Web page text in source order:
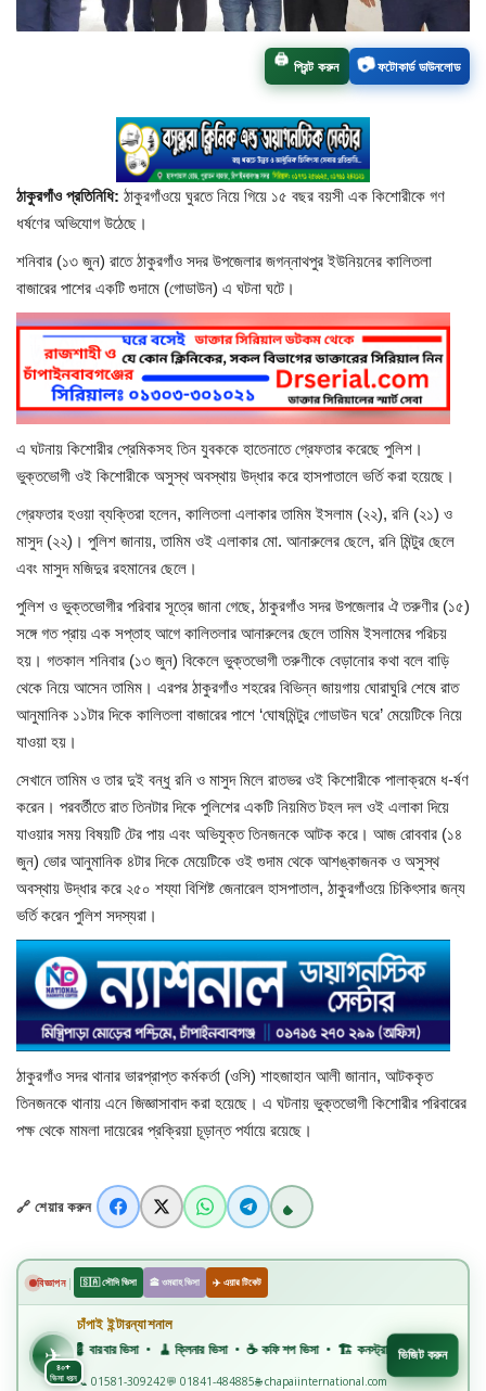
চাঁপাইনবাবগঞ্জ সদর
শিবগঞ্জ
গোমস্তাপুর
ভোলাহাট
নওগাঁ
রংপুর
চট্টগ্রাম
খাগড়াছড়ি
জাতীয়
সারাদেশ
স্বাস্থ্য
লাইফ স্টাইল
বিজ্ঞান ও প্রযুক্তি
খেলাধুলা
অপরাধ
🖨️ প্রিন্ট করুন 📷ফটোকার্ড ডাউনলোড
ঠাকুরগাঁও প্রতিনিধি: ঠাকুরগাঁওয়ে ঘুরতে নিয়ে গিয়ে ১৫ বছর বয়সী এক কিশোরীকে গণ
ধর্ষণের অভিযোগ উঠেছে।
শনিবার (১৩ জুন) রাতে ঠাকুরগাঁও সদর উপজেলার জগন্নাথপুর ইউনিয়নের কালিতলা
বাজারের পাশের একটি গুদামে (গোডাউন) এ ঘটনা ঘটে।
এ ঘটনায় কিশোরীর প্রেমিকসহ তিন যুবককে হাতেনাতে গ্রেফতার করেছে পুলিশ।
ভুক্তভোগী ওই কিশোরীকে অসুস্থ অবস্থায় উদ্ধার করে হাসপাতালে ভর্তি করা হয়েছে।
গ্রেফতার হওয়া ব্যক্তিরা হলেন, কালিতলা এলাকার তামিম ইসলাম (২২), রনি (২১) ও
মাসুদ (২২)। পুলিশ জানায়, তামিম ওই এলাকার মো. আনারুলের ছেলে, রনি মিন্টুর ছেলে
এবং মাসুদ মজিদুর রহমানের ছেলে।
পুলিশ ও ভুক্তভোগীর পরিবার সূত্রে জানা গেছে, ঠাকুরগাঁও সদর উপজেলার ঐ তরুণীর (১৫)
সঙ্গে গত প্রায় এক সপ্তাহ আগে কালিতলার আনারুলের ছেলে তামিম ইসলামের পরিচয়
হয়। গতকাল শনিবার (১৩ জুন) বিকেলে ভুক্তভোগী তরুণীকে বেড়ানোর কথা বলে বাড়ি
থেকে নিয়ে আসেন তামিম। এরপর ঠাকুরগাঁও শহরের বিভিন্ন জায়গায় ঘোরাঘুরি শেষে রাত
আনুমানিক ১১টার দিকে কালিতলা বাজারের পাশে ‘ঘোষমিন্টুর গোডাউন ঘরে’ মেয়েটিকে নিয়ে
যাওয়া হয়।
সেখানে তামিম ও তার দুই বন্ধু রনি ও মাসুদ মিলে রাতভর ওই কিশোরীকে পালাক্রমে ধ-র্ষণ
করেন। পরবর্তীতে রাত তিনটার দিকে পুলিশের একটি নিয়মিত টহল দল ওই এলাকা দিয়ে
যাওয়ার সময় বিষয়টি টের পায় এবং অভিযুক্ত তিনজনকে আটক করে। আজ রোববার (১৪
জুন) ভোর আনুমানিক ৪টার দিকে মেয়েটিকে ওই গুদাম থেকে আশঙ্কাজনক ও অসুস্থ
অবস্থায় উদ্ধার করে ২৫০ শয্যা বিশিষ্ট জেনারেল হাসপাতাল, ঠাকুরগাঁওয়ে চিকিৎসার জন্য
ভর্তি করেন পুলিশ সদস্যরা।
ঠাকুরগাঁও সদর থানার ভারপ্রাপ্ত কর্মকর্তা (ওসি) শাহজাহান আলী জানান, আটককৃত
তিনজনকে থানায় এনে জিজ্ঞাসাবাদ করা হয়েছে। এ ঘটনায় ভুক্তভোগী কিশোরীর পরিবারের
পক্ষ থেকে মামলা দায়েরের প্রক্রিয়া চূড়ান্ত পর্যায়ে রয়েছে।
🔗 শেয়ার করুন
বিজ্ঞাপন | 🇸🇦 সৌদি ভিসা 🕋 ওমরাহ ভিসা ✈️ এয়ার টিকেট
✈৪০+
ভিসা ধরন
চাঁপাই ইন্টারন্যাশনাল
💈 বারবার ভিসা • 🧹 ক্লিনার ভিসা • ☕ কফি শপ ভিসা • 🏗️ কনস্ট্রাকশন ভিসা • 🏭 ফ্যাক্টরি
📞 01581-309242💬 01841-484885🌐 chapaiinternational.com
ভিজিট করুন
✈️